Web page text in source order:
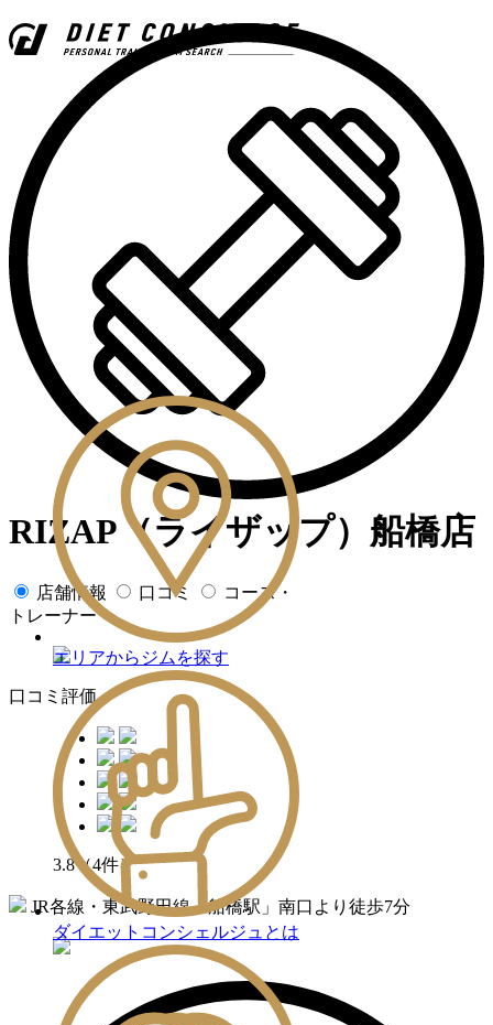
エリアからジムを探す
ダイエットコンシェルジュとは
RIZAP（ライザップ）船橋店
店舗情報 口コミ
コース・
トレーナー
口コミ評価
3.8（4件）
JR各線・東武野田線「船橋駅」南口より徒歩7分